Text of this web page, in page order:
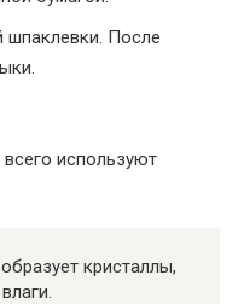
шпаклевки. После
используют
кристаллы,